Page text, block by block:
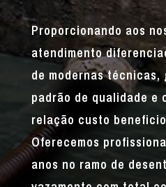
Proporcionando aos
atendimento
de modernas técnicas,
padrão de qualidade e
relação custo
Oferecemos
anos no ramo de